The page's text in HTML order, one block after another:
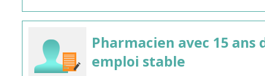
Pharmacien avec 15
emploi stable